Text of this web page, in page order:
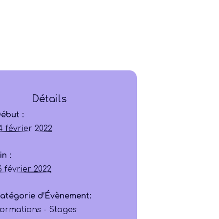
Former
Détails
:
février 2022
:
février 2022
d’Évènement:
- Stages